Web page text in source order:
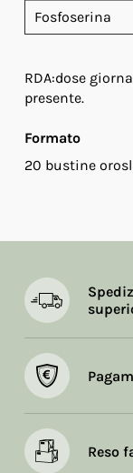
Fosfoserina
RDA:dose
presente.
Formato
20 bustine
Reso